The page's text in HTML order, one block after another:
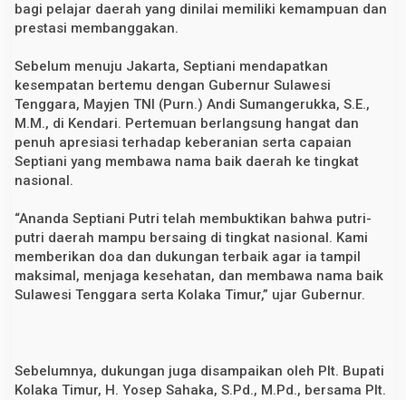
g
N
i
o
n
a
l
B
i
n
g
S
o
b
a
S
2
5
bagi pelajar daerah yang dinilai memiliki kemampuan dan
prestasi membanggakan.
Sebelum menuju Jakarta, Septiani mendapatkan
kesempatan bertemu dengan Gubernur Sulawesi
Tenggara, Mayjen TNI (Purn.) Andi Sumangerukka, S.E.,
M.M., di Kendari. Pertemuan berlangsung hangat dan
penuh apresiasi terhadap keberanian serta capaian
Septiani yang membawa nama baik daerah ke tingkat
nasional.
“Ananda Septiani Putri telah membuktikan bahwa putri-
putri daerah mampu bersaing di tingkat nasional. Kami
memberikan doa dan dukungan terbaik agar ia tampil
maksimal, menjaga kesehatan, dan membawa nama baik
Sulawesi Tenggara serta Kolaka Timur,” ujar Gubernur.
Sebelumnya, dukungan juga disampaikan oleh Plt. Bupati
Kolaka Timur, H. Yosep Sahaka, S.Pd., M.Pd., bersama Plt.